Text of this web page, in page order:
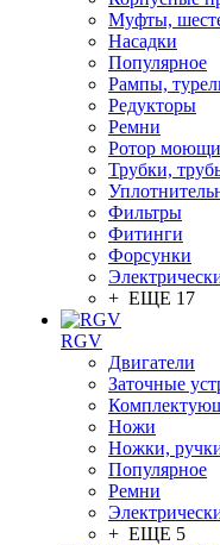
Муфты,
Насадки
Популярное
Рампы,
Редукторы
Ремни
Ротор
Трубки,
Фильтры
Фитинги
Форсунки
+ ЕЩЕ 17
RGV
Двигатели
Заточные
Ножи
Ножки,
Популярное
Ремни
+ ЕЩЕ 5